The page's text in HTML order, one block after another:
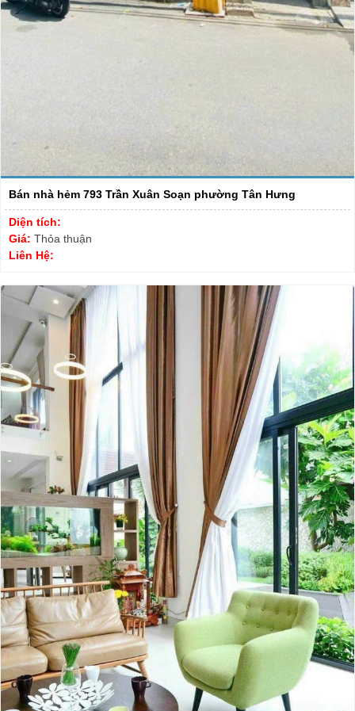
Bán nhà hẻm 793 Trần Xuân Soạn phường Tân Hưng
Diện tích:
Giá: Thỏa thuận
Liên Hệ: